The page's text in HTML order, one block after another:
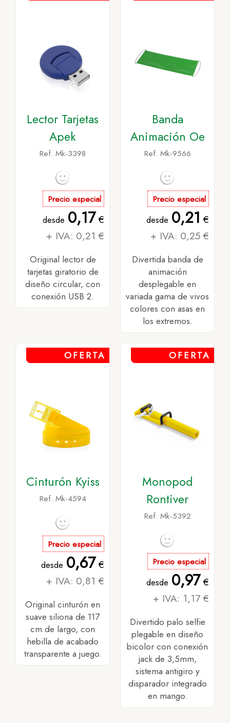
Lector Tarjetas
Apek
Ref. Mk-3398
Precio especial
desde 0,17 €
+ IVA: 0,21 €
Original lector de
tarjetas giratorio de
diseño circular, con
conexión USB 2.
Banda
Animación Oe
Ref. Mk-9566
Precio especial
desde 0,21 €
+ IVA: 0,25 €
Divertida banda de
animación
desplegable en
variada gama de vivos
colores con asas en
los extremos.
OFERTA
Cinturón Kyiss
Ref. Mk-4594
Precio especial
desde 0,67 €
+ IVA: 0,81 €
Original cinturón en
suave siliona de 117
cm de largo, con
hebilla de acabado
transparente a juego.
OFERTA
Monopod
Rontiver
Ref. Mk-5392
Precio especial
desde 0,97 €
+ IVA: 1,17 €
Divertido palo selfie
plegable en diseño
bicolor con conexión
jack de 3,5mm,
sistema antigiro y
disparador integrado
en mango.